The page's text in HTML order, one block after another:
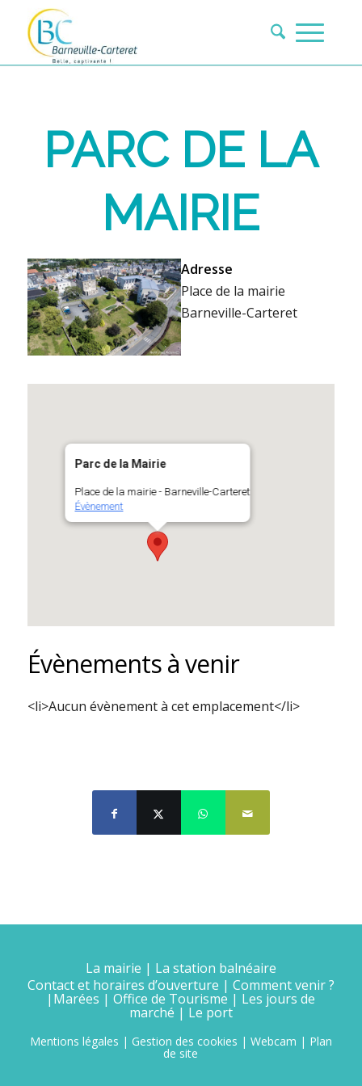
PARC DE LA
MAIRIE
Adresse
Place de la mairie
Barneville-Carteret
Parc de la Mairie
Place de la mairie - Barneville-Carteret
Évènement
Évènements à venir
<li>Aucun évènement à cet emplacement</li>
La mairie | La station balnéaire
Contact et horaires d’ouverture | Comment venir ?
| Marées |Office de Tourisme | Les jours de
marché | Le port
Mentions légales | Gestion des cookies | Webcam | Plan
de site